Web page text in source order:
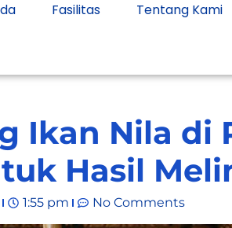
Fasilitas Tentang Kami
Ikan Nila di
Hasil
1:55 pm No Comments